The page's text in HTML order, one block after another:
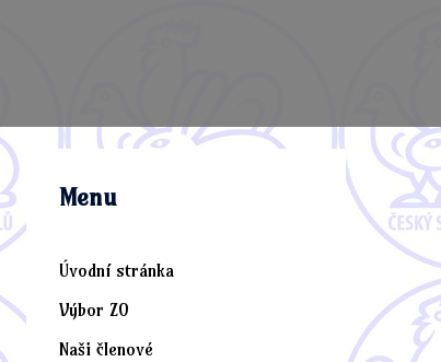
Menu
Úvodní stránka
Výbor ZO
Naši členové